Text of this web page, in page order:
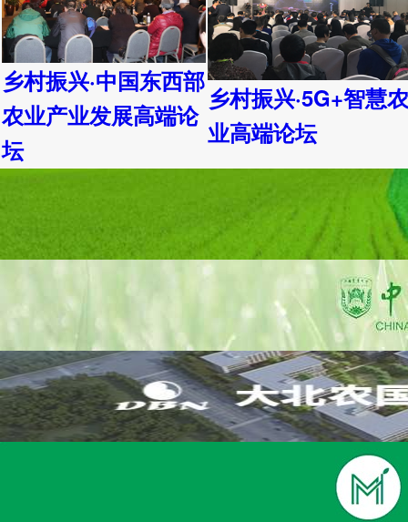
乡村振兴·中国东西部
农业产业发展高端论
坛
乡村振兴·5G+智慧农
业高端论坛